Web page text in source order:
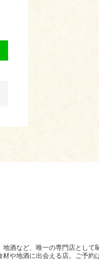
地酒など、唯一の専門店として
や地酒に出会える店。ご予約